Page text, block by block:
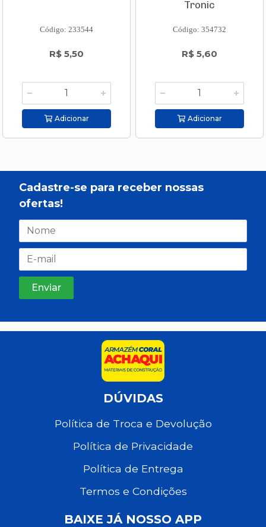
Código: 233544
R$ 5,50
Adicionar
Tronic
Código: 354732
R$ 5,60
Adicionar
Cadastre-se para receber nossas
ofertas!
DÚVIDAS
Política de Troca e Devolução
Política de Privacidade
Política de Entrega
Termos e Condições
BAIXE JÁ NOSSO APP